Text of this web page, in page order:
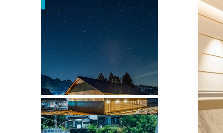
掲載雑誌・書籍